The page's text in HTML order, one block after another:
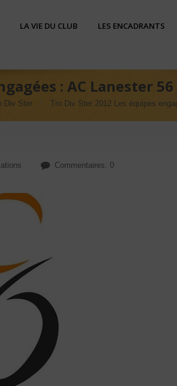
LA VIE DU CLUB LES ENCADRANTS
: AC Lanester 56
Div Ster Tro Div Ster 2012 Les équipes
Commentaires: 0